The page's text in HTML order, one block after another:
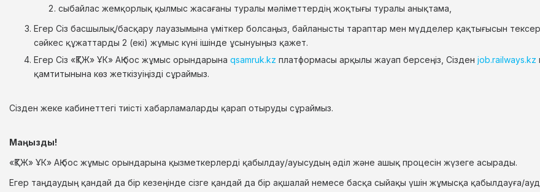
сыбайлас жемқорлық қылмыс жасағаны туралы мәліметтердің жоқтығы туралы анықтама,
Егер Сіз басшылық/басқару лауазымына үміткер болсаңыз, байланысты тараптар мен мүдделер қақтығысын
сәйкес құжаттарды 2 (екі) жұмыс күні ішінде ұсынуыңыз қажет.
Егер Сіз «ҚТЖ» ҰК» АҚ бос жұмыс орындарына qsamruk.kz платформасы арқылы жауап берсеңіз, Сізден job.railways.kz
қамтитынына көз жеткізуіңізді сұраймыз.
Сізден жеке кабинеттегі тиісті хабарламаларды қарап отыруды сұраймыз.
Маңызды!
«ҚТЖ» ҰК» АҚ бос жұмыс орындарына қызметкерлерді қабылдау/ауысудың әділ және ашық процесін жүзеге асырады.
Егер таңдаудың қандай да бір кезеңінде сізге қандай да бір ақшалай немесе басқа сыйақы үшін жұмысқа қабылдауға/